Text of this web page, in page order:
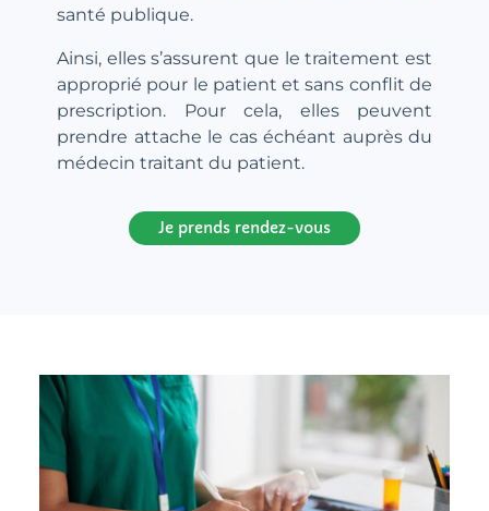
santé publique.
Ainsi, elles s’assurent que le traitement est
approprié pour le patient et sans conflit de
prescription. Pour cela, elles peuvent
prendre attache le cas échéant auprès du
médecin traitant du patient.
Je prends rendez-vous